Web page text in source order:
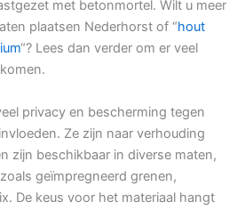
met betonmortel. Wilt u meer
plaatsen Nederhorst of “hout
“? Lees dan verder om er veel
privacy en bescherming tegen
Ze zijn naar verhouding
zijn beschikbaar in diverse maten,
geïmpregneerd grenen,
De keus voor het materiaal hangt